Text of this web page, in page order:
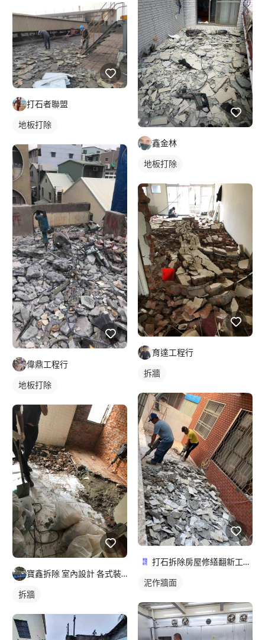
打石者聯盟
地板打除
偉鼎工程行
地板打除
寶鑫拆除 室內設計 各式裝潢工程
拆牆
鑫金林
地板打除
育達工程行
拆牆
打石拆除房屋修繕翻新工程統包
泥作牆面